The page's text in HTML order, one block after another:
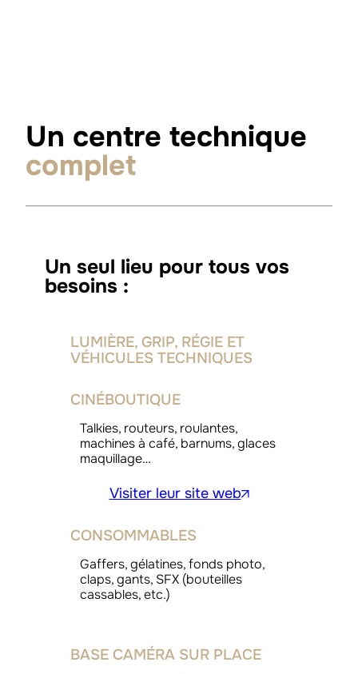
Un centre technique
complet
Un seul lieu pour tous vos
besoins :
LUMIÈRE, GRIP, RÉGIE ET
VÉHICULES TECHNIQUES
CINÉBOUTIQUE
Talkies, routeurs, roulantes,
machines à café, barnums, glaces
maquillage…
Visiter leur site web
CONSOMMABLES
Gaffers, gélatines, fonds photo,
claps, gants, SFX (bouteilles
cassables, etc.)
BASE CAMÉRA SUR PLACE